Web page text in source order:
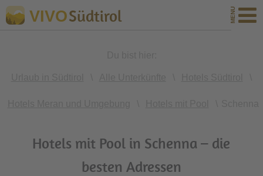
VIVOSüdtirol
Hotels mit Pool in Schenna – die
besten Adressen